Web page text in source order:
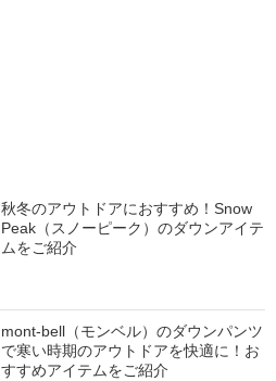
秋冬のアウトドアにおすすめ！Snow
Peak（スノーピーク）のダウンアイテ
ムをご紹介
mont-bell（モンベル）のダウンパンツ
で寒い時期のアウトドアを快適に！お
すすめアイテムをご紹介